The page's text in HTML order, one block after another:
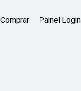
Comprar Painel Login